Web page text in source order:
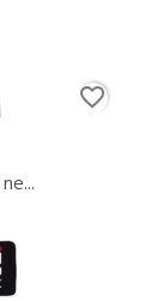
favorite_border